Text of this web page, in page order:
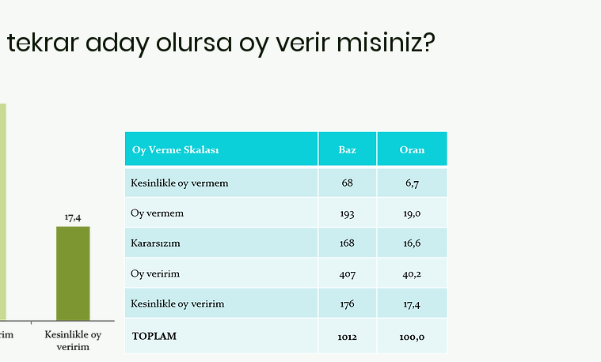
tekrar aday olursa oy verir misiniz?